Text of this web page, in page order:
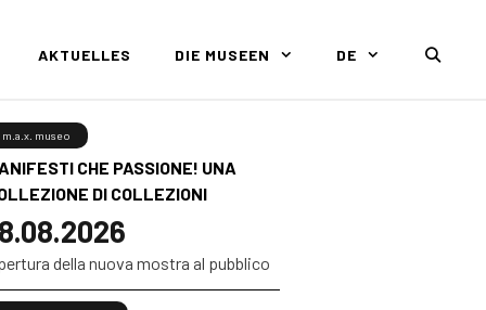
AKTUELLES DIE MUSEEN DE
CHE PASSIONE! UNA
DI COLLEZIONI
m.a.x. museo
della nuova mostra al pubblico